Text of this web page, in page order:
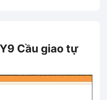
Cầu giao tự